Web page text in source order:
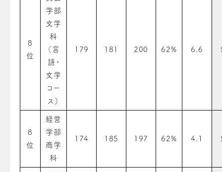
8
位
学部
文学
科
（言
語・
文学
コー
ス）
179 181 200 62% 6.6
8
位
経営
学部
商学
科
174 185 197 62% 4.1